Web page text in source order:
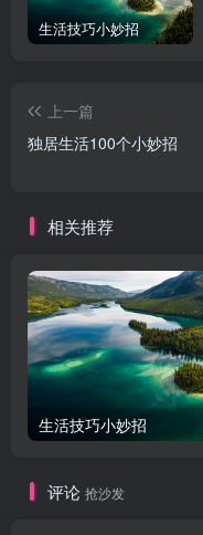
生活技巧小妙招
上一篇
独居生活100个小妙招
相关推荐
生活技巧小妙招
评论 抢沙发